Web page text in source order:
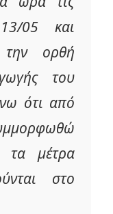
05 και
την ορθή
του
ότι από
τα μέτρα
στο